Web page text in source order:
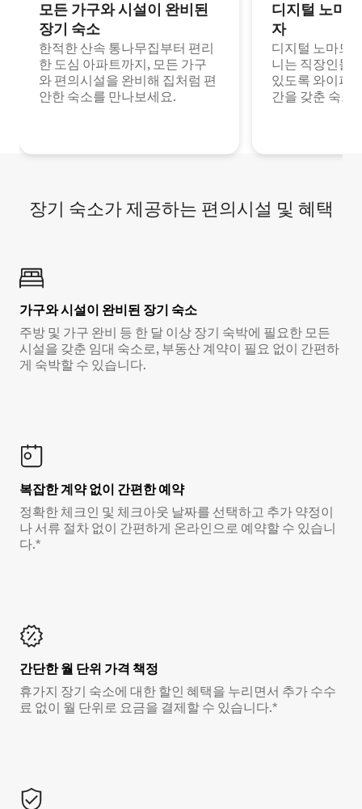
모든 가구와 시설이 완비된
장기 숙소
한적한 산속 통나무집부터 편리
한 도심 아파트까지, 모든 가구
와 편의시설을 완비해 집처럼 편
안한 숙소를 만나보세요.
디지털 노마
자
디지털 노마드
니는 직장인들
있도록 와이파
간을 갖춘 숙소
장기 숙소가 제공하는 편의시설 및 혜택
가구와 시설이 완비된 장기 숙소
주방 및 가구 완비 등 한 달 이상 장기 숙박에 필요한 모든
시설을 갖춘 임대 숙소로, 부동산 계약이 필요 없이 간편하
게 숙박할 수 있습니다.
복잡한 계약 없이 간편한 예약
정확한 체크인 및 체크아웃 날짜를 선택하고 추가 약정이
나 서류 절차 없이 간편하게 온라인으로 예약할 수 있습니
다.*
간단한 월 단위 가격 책정
휴가지 장기 숙소에 대한 할인 혜택을 누리면서 추가 수수
료 없이 월 단위로 요금을 결제할 수 있습니다.*